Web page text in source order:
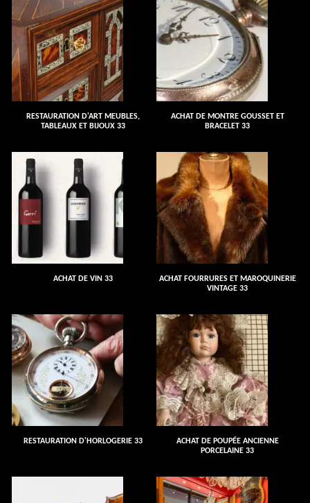
RESTAURATION D'ART MEUBLES,
TABLEAUX ET BIJOUX 33
ACHAT DE MONTRE GOUSSET ET
BRACELET 33
ACHAT DE VIN 33
ACHAT FOURRURES ET MAROQUINERIE
VINTAGE 33
RESTAURATION D'HORLOGERIE 33
ACHAT DE POUPÉE ANCIENNE
PORCELAINE 33